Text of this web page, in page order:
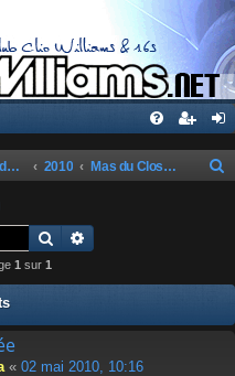
Nos précédentes sorties 2010 Mas du Clos 1er mai 2010
Rechercher
1 sur 1
« 02 mai 2010, 10:16